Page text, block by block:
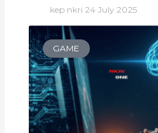
kep nkri 24 July 2025
GAME